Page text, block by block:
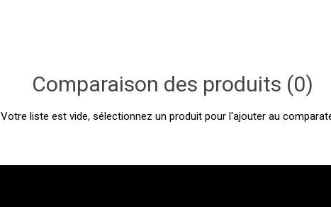
Comparaison des produits (0)
Votre liste est vide, sélectionnez un produit pour l'ajouter au